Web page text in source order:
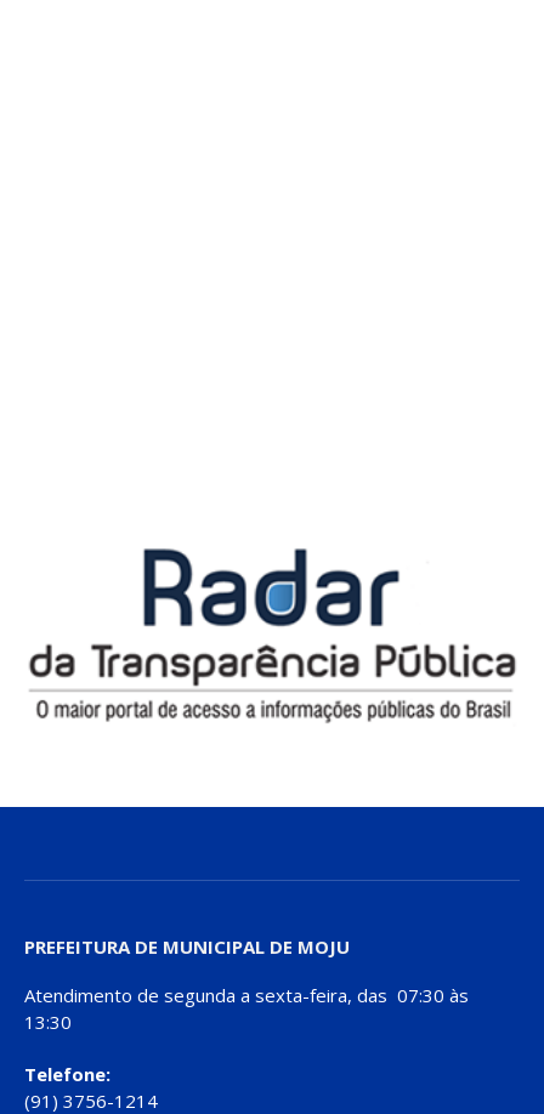
PREFEITURA DE MUNICIPAL DE MOJU
Atendimento de segunda a sexta-feira, das 07:30 às
13:30
Telefone:
(91) 3756-1214